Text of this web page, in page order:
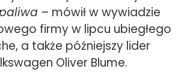
– mówił w wywiadzie
firmy w lipcu ubiegłego
a także późniejszy lider
Oliver Blume.